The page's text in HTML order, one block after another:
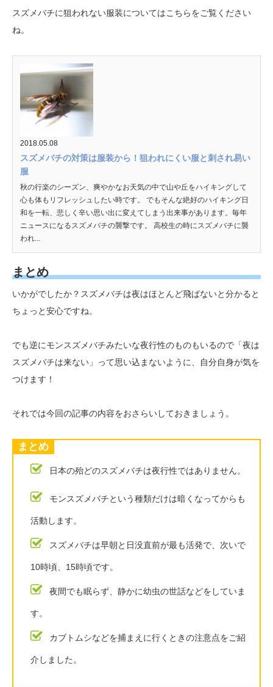
スズメバチに狙われない服装についてはこちらをご覧ください
ね。
2018.05.08
スズメバチの対策は服装から！狙われにくい服と刺され易い
服
秋の行楽のシーズン、爽やかなお天気の中で山や丘をハイキングして
心も体もリフレッシュしたい時です。 でもそんな絶好のハイキング日
和を一転、悲しく辛い思い出に変えてしまう出来事があります。毎年
ニュースになるスズメバチの襲撃です。 高校生の時にスズメバチに襲
われ...
まとめ
いかがでしたか？スズメバチは夜はほとんど飛ばないと分かると
ちょっと安心ですね。
でも逆にモンスズメバチみたいな夜行性のものもいるので「夜は
スズメバチは来ない」って思い込まないように、自分自身が気を
つけます！
それでは今回の記事の内容をおさらいしておきましょう。
まとめ
日本の殆どのスズメバチは夜行性ではありません。
モンスズメバチという種類だけは暗くなってからも
活動します。
スズメバチは早朝と日没直前が最も活発で、次いで
10時頃、15時頃です。
夜間でも眠らず、静かに幼虫の世話などをしていま
す。
カブトムシなどを捕まえに行くときの注意点をご紹
介しました。